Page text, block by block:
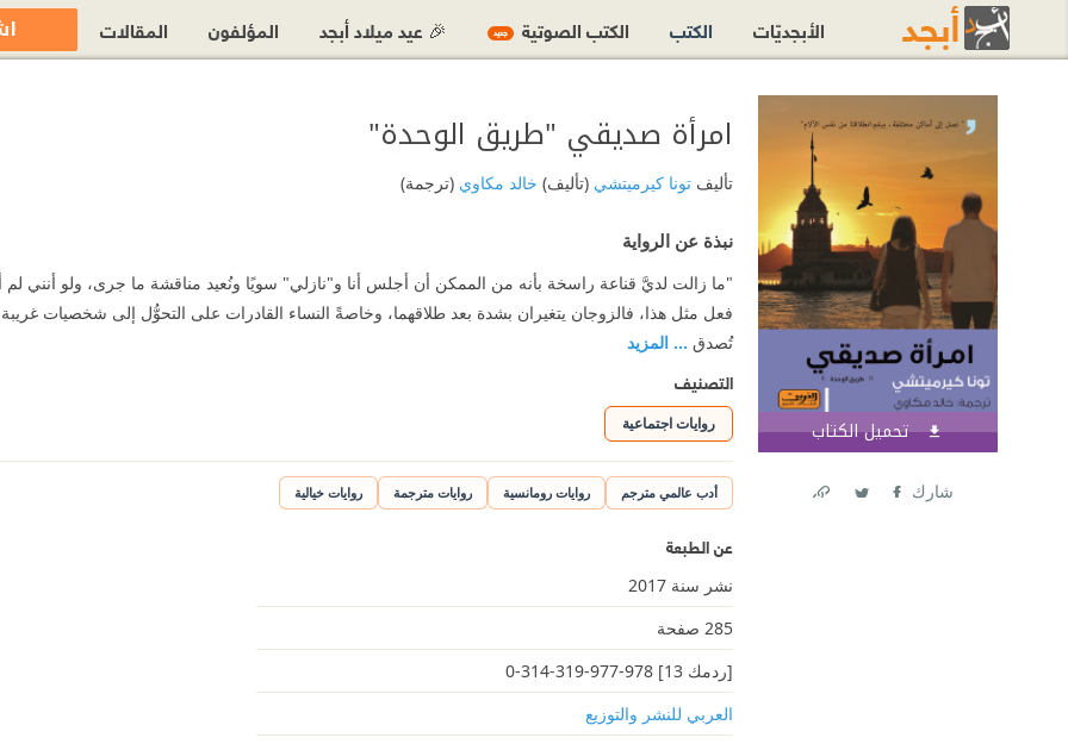
تحميل الكتاب اشترك الآن
شارك
امرأة صديقي "طريق الوحدة"
تأليفتونا كيرميتشي(تأليف) خالد مكاوي(ترجمة)
نبذة عن الرواية
"ما زالت لديَّ قناعة راسخة بأنه من الممكن أن أجلس أنا و"نازلي" سويًا ونُعيد مناقشة ما جرى، ولو أنني لم
فعل مثل هذا، فالزوجان يتغيران بشدة بعد طلاقهما، وخاصةً النساء القادرات على التحوُّل إلى شخصيات
تُصدق ... المزيد
التصنيف
روايات اجتماعية
أدب عالمي مترجم روايات رومانسية روايات مترجمة روايات خيالية
عن الطبعة
نشر سنة 2017
285 صفحة
[ردمك 13] 978-977-319-314-0
العربي للنشر والتوزيع
الأبجديّات الكتب الكتب الصوتية جديد 🎉 عيد ميلاد أبجد المؤلفون المقالات